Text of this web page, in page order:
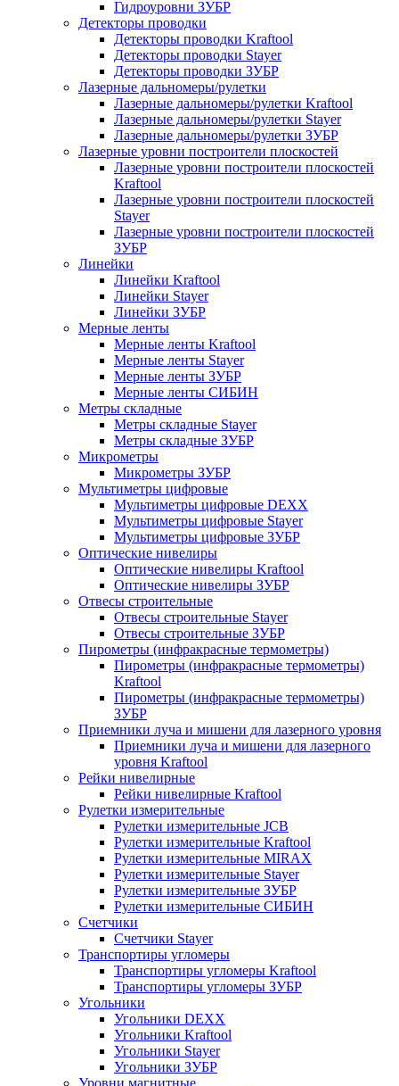
Гидроуровни ЗУБР
Детекторы проводки
Детекторы проводки Kraftool
Детекторы проводки Stayer
Детекторы проводки ЗУБР
Лазерные дальномеры/рулетки
Лазерные дальномеры/рулетки Kraftool
Лазерные дальномеры/рулетки Stayer
Лазерные дальномеры/рулетки ЗУБР
Лазерные уровни построители плоскостей
Лазерные уровни построители плоскостей
Kraftool
Лазерные уровни построители плоскостей
Stayer
Лазерные уровни построители плоскостей
ЗУБР
Линейки
Линейки Kraftool
Линейки Stayer
Линейки ЗУБР
Мерные ленты
Мерные ленты Kraftool
Мерные ленты Stayer
Мерные ленты ЗУБР
Мерные ленты СИБИН
Метры складные
Метры складные Stayer
Метры складные ЗУБР
Микрометры
Микрометры ЗУБР
Мультиметры цифровые
Мультиметры цифровые DEXX
Мультиметры цифровые Stayer
Мультиметры цифровые ЗУБР
Оптические нивелиры
Оптические нивелиры Kraftool
Оптические нивелиры ЗУБР
Отвесы строительные
Отвесы строительные Stayer
Отвесы строительные ЗУБР
Пирометры (инфракрасные термометры)
Пирометры (инфракрасные термометры)
Kraftool
Пирометры (инфракрасные термометры)
ЗУБР
Приемники луча и мишени для лазерного уровня
Приемники луча и мишени для лазерного
уровня Kraftool
Рейки нивелирные
Рейки нивелирные Kraftool
Рулетки измерительные
Рулетки измерительные JCB
Рулетки измерительные Kraftool
Рулетки измерительные MIRAX
Рулетки измерительные Stayer
Рулетки измерительные ЗУБР
Рулетки измерительные СИБИН
Счетчики
Счетчики Stayer
Транспортиры угломеры
Транспортиры угломеры Kraftool
Транспортиры угломеры ЗУБР
Угольники
Угольники DEXX
Угольники Kraftool
Угольники Stayer
Угольники ЗУБР
Уровни магнитные